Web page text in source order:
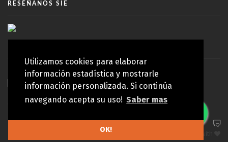
Utilizamos cookies para elaborar
información estadística y mostrarle
información personalizada. Si continúa
navegando acepta su uso! Saber mas
OK!
RESÉÑANOS SIE
© Copyright 2010 - 2026 Koy Lab | Todos los derechos reservados
ARRIBA